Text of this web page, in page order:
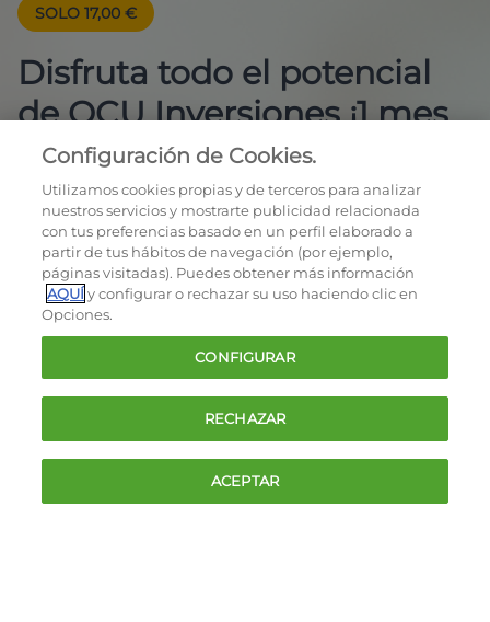
APROVECHAR ESTA OFERTA
SOLO 17,00 €
Disfruta todo el potencial
de OCU Inversiones ¡1 mes
gratis y solo 17,00 €/mes
durante el primer año!
Configuración de Cookies.
Utilizamos cookies propias y de terceros para analizar
nuestros servicios y mostrarte publicidad relacionada
con tus preferencias basado en un perfil elaborado a
partir de tus hábitos de navegación (por ejemplo,
páginas visitadas). Puedes obtener más información
AQUÍy configurar o rechazar su uso haciendo clic en
Opciones.
CONFIGURAR
RECHAZAR
ACEPTAR